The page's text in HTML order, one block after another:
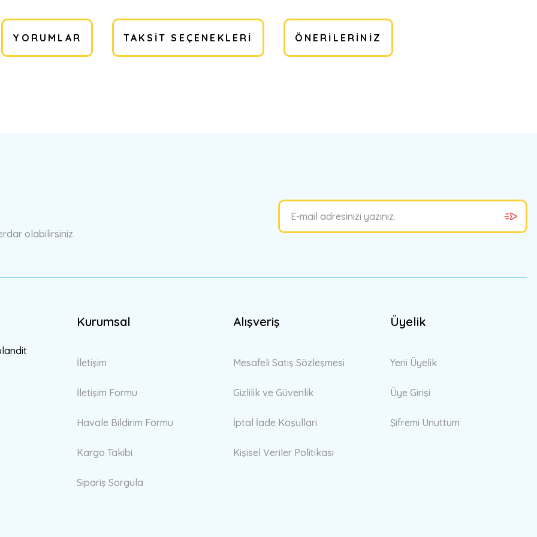
YORUMLAR TAKSIT SEÇENEKLERI ÖNERILERINIZ
olabilirsiniz.
Kurumsal
İletişim
İletişim Formu
Havale Bildirim Formu
Kargo Takibi
Sipariş Sorgula
Alışveriş
Mesafeli Satış Sözleşmesi
Gizlilik ve Güvenlik
İptal İade Koşullari
Kişisel Veriler Politikası
Üyelik
Yeni Üyelik
Üye Girişi
Şifremi Unuttum